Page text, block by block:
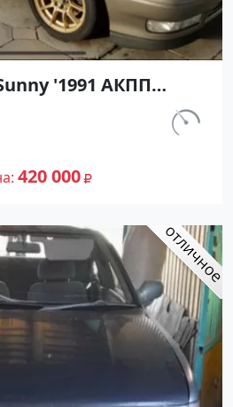
'1991 АКПП
инжектор
Серый Седан по
объявление
Авторынок23
км.
420 000